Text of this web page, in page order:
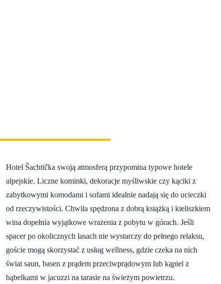
Hotel Šachtička swoją atmosferą przypomina typowe hotele
alpejskie. Liczne kominki, dekoracje myśliwskie czy kąciki z
zabytkowymi komodami i sofami idealnie nadają się do ucieczki
od rzeczywistości. Chwila spędzona z dobrą książką i kieliszkiem
wina dopełnia wyjątkowe wrażenia z pobytu w górach. Jeśli
spacer po okolicznych lasach nie wystarczy do pełnego relaksu,
goście mogą skorzystać z usług wellness, gdzie czeka na nich
świat saun, basen z prądem przeciwprądowym lub kąpiel z
bąbelkami w jacuzzi na tarasie na świeżym powietrzu.